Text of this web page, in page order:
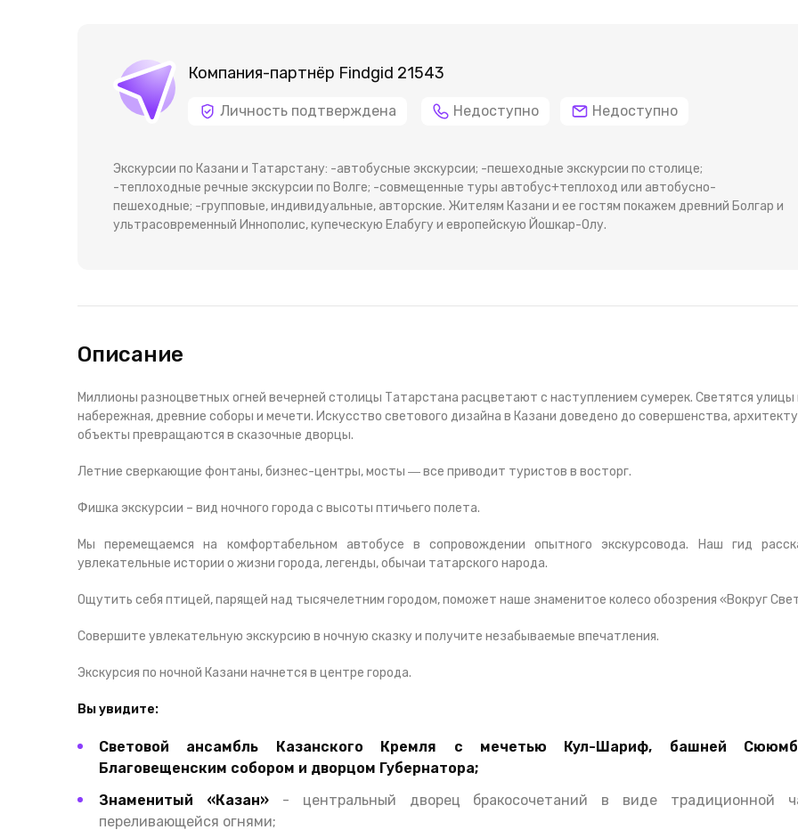
Компания-партнёр Findgid 21543
Личность подтверждена Недоступно Недоступно
Экскурсии по Казани и Татарстану: -автобусные экскурсии; -пешеходные экскурсии по столице;
-теплоходные речные экскурсии по Волге; -совмещенные туры автобус+теплоход или автобусно-
пешеходные; -групповые, индивидуальные, авторские. Жителям Казани и ее гостям покажем древний Болгар и
ультрасовременный Иннополис, купеческую Елабугу и европейскую Йошкар-Олу.
Описание
Миллионы разноцветных огней вечерней столицы Татарстана расцветают с наступлением сумерек. Светятся улицы
набережная, древние соборы и мечети. Искусство светового дизайна в Казани доведено до совершенства,
объекты превращаются в сказочные дворцы.
Летние сверкающие фонтаны, бизнес-центры, мосты ― все приводит туристов в восторг.
Фишка экскурсии – вид ночного города с высоты птичьего полета.
Мы перемещаемся на комфортабельном автобусе в сопровождении опытного экскурсовода. Наш гид
увлекательные истории о жизни города, легенды, обычаи татарского народа.
Ощутить себя птицей, парящей над тысячелетним городом, поможет наше знаменитое колесо обозрения «Вокруг
Совершите увлекательную экскурсию в ночную сказку и получите незабываемые впечатления.
Экскурсия по ночной Казани начнется в центре города.
Вы увидите:
Световой ансамбль Казанского Кремля с мечетью Кул-Шариф, башней
Благовещенским собором и дворцом Губернатора;
Знаменитый «Казан»- центральный дворец бракосочетаний в виде традиционной
переливающейся огнями;